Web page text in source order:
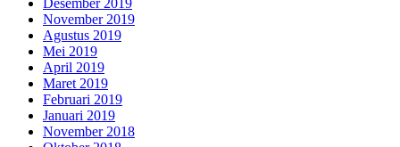
November 2019
Agustus 2019
Mei 2019
April 2019
Maret 2019
Februari 2019
Januari 2019
November 2018